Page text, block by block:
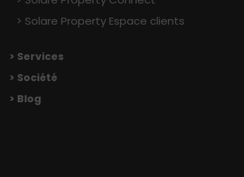
Solare Property Espace clients
> Services
> Société
> Blog